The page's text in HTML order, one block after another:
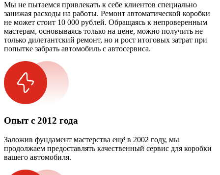
Мы не пытаемся привлекать к себе клиентов специально
занижая расходы на работы. Ремонт автоматической коробки
не может стоит 10 000 рублей. Обращаясь к непроверенным
мастерам, основываясь только на цене, можно получить не
только дилетантский ремонт, но и рост итоговых затрат при
попытке забрать автомобиль с автосервиса.
Опыт с 2012 года
Заложив фундамент мастерства ещё в 2002 году, мы
продолжаем предоставлять качественный сервис для коробки
вашего автомобиля.